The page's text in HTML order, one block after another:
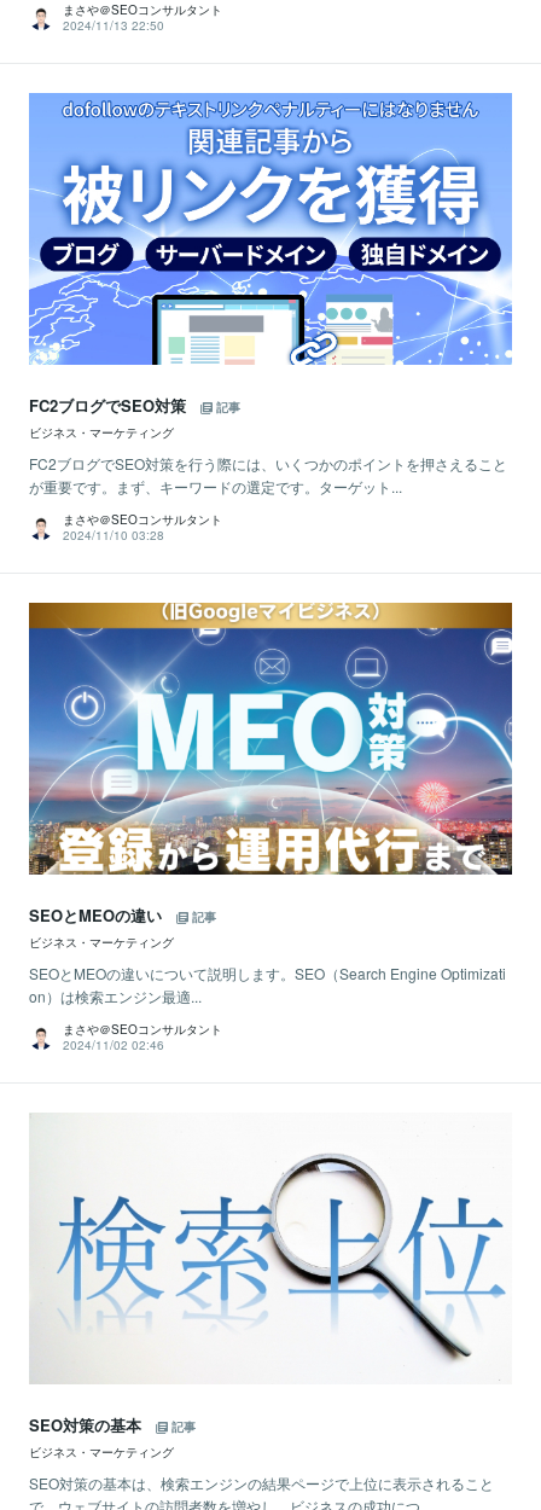
まさや＠SEOコンサルタント
2024/11/13 22:50
FC2ブログでSEO対策
記事
ビジネス・マーケティング
FC2ブログでSEO対策を行う際には、いくつかのポイントを押さえること
が重要です。まず、キーワードの選定です。ターゲット...
まさや＠SEOコンサルタント
2024/11/10 03:28
SEOとMEOの違い
記事
ビジネス・マーケティング
SEOとMEOの違いについて説明します。SEO（Search Engine Optimizati
on）は検索エンジン最適...
まさや＠SEOコンサルタント
2024/11/02 02:46
SEO対策の基本
記事
ビジネス・マーケティング
SEO対策の基本は、検索エンジンの結果ページで上位に表示されること
で、ウェブサイトの訪問者数を増やし、ビジネスの成功につ...